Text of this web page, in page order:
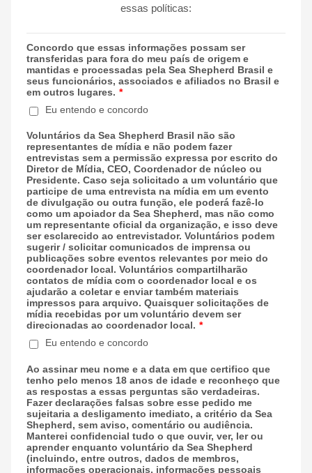
essas políticas:
Concordo que essas informações possam ser
transferidas para fora do meu país de origem e
mantidas e processadas pela Sea Shepherd Brasil e
seus funcionários, associados e afiliados no Brasil e
em outros lugares. *
Eu entendo e concordo
Voluntários da Sea Shepherd Brasil não são
representantes de mídia e não podem fazer
entrevistas sem a permissão expressa por escrito do
Diretor de Mídia, CEO, Coordenador de núcleo ou
Presidente. Caso seja solicitado a um voluntário que
participe de uma entrevista na mídia em um evento
de divulgação ou outra função, ele poderá fazê-lo
como um apoiador da Sea Shepherd, mas não como
um representante oficial da organização, e isso deve
ser esclarecido ao entrevistador. Voluntários podem
sugerir / solicitar comunicados de imprensa ou
publicações sobre eventos relevantes por meio do
coordenador local. Voluntários compartilharão
contatos de mídia com o coordenador local e os
ajudarão a coletar e enviar também materiais
impressos para arquivo. Quaisquer solicitações de
mídia recebidas por um voluntário devem ser
direcionadas ao coordenador local. *
Eu entendo e concordo
Ao assinar meu nome e a data em que certifico que
tenho pelo menos 18 anos de idade e reconheço que
as respostas a essas perguntas são verdadeiras.
Fazer declarações falsas sobre esse pedido me
sujeitaria a desligamento imediato, a critério da Sea
Shepherd, sem aviso, comentário ou audiência.
Manterei confidencial tudo o que ouvir, ver, ler ou
aprender enquanto voluntário da Sea Shepherd
(incluindo, entre outros, dados de membros,
informações operacionais, informações pessoais